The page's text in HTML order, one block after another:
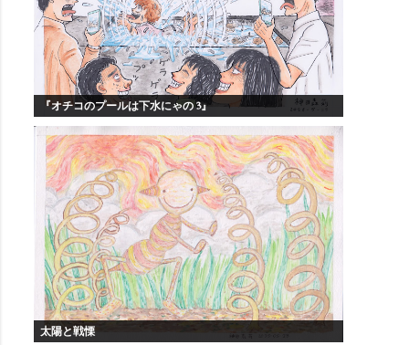
『オチコのプールは下水にゃの 3』
太陽と戦慄